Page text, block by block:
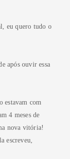
eu quero tudo o
após ouvir essa
estavam com
4 meses de
nova vitória!
escreveu,